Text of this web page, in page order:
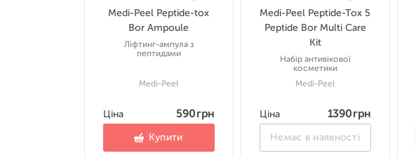
Medi-Peel Peptide-tox
Bor Ampoule
Ліфтинг-ампула з
пептидами
Medi-Peel
Ціна 590 грн
Купити
Medi-Peel Peptide-Tox 5
Peptide Bor Multi Care
Kit
Набір антивікової
косметики
Medi-Peel
Ціна 1390 грн
Немає в наявності